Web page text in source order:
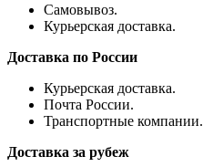
Самовывоз.
Курьерская доставка.
Доставка по России
Курьерская доставка.
Почта России.
Транспортные компании.
Доставка за рубеж